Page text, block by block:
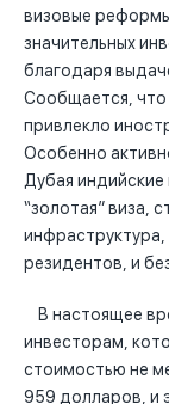
визовые
значительных
благодаря
Сообщается,
привлекло
Особенно
Дубая
“золотая” виза,
инфраструктура,
резидентов, и
В настоящее
инвесторам,
стоимостью не
959 долларов, и